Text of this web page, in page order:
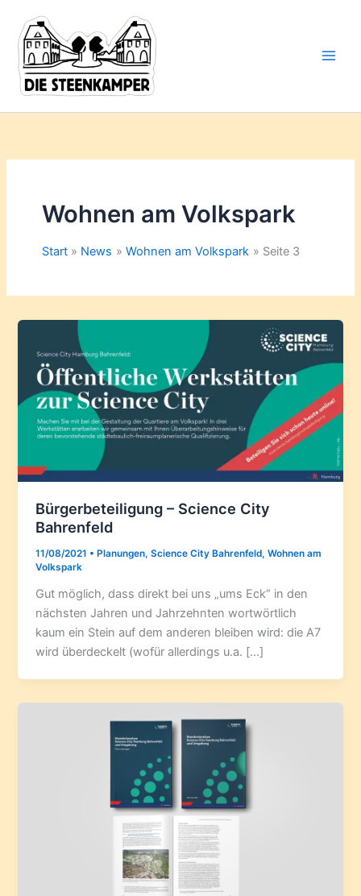
Inhalt
springen
Wohnen am Volkspark
Start News Wohnen am Volkspark Seite 3
Bürgerbeteiligung – Science City
Bahrenfeld
11/08/2021 •Planungen,Science City Bahrenfeld,Wohnen am
Volkspark
Gut möglich, dass direkt bei uns „ums Eck“ in den
nächsten Jahren und Jahrzehnten wortwörtlich
kaum ein Stein auf dem anderen bleiben wird: die A7
wird überdeckelt (wofür allerdings u.a. […]
deine
Mail-
Adresse
ein ...